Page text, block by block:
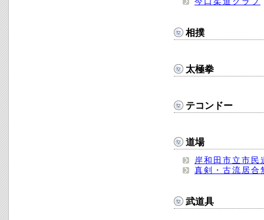
相撲
太極拳
テコンドー
道場
岸和田市立市民
真剣・古流居合
武道具